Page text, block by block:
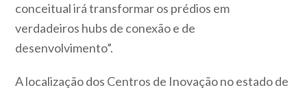
conceitual irá transformar os prédios em
verdadeiros hubs de conexão e de
desenvolvimento”.
A localização dos Centros de Inovação no estado de